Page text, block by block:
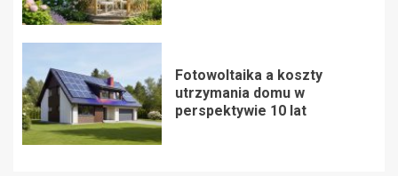
Fotowoltaika a koszty
utrzymania domu w
perspektywie 10 lat